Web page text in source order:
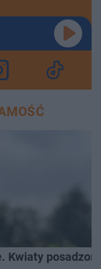
Kwiaty